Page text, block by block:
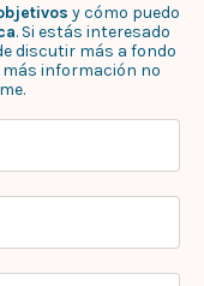
y cómo puedo
. Si estás interesado
discutir más a fondo
información no